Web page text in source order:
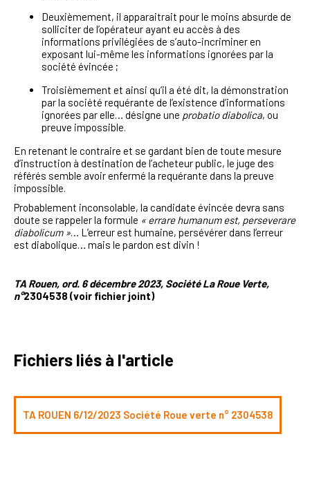
Deuxièmement, il apparaitrait pour le moins absurde de
solliciter de l’opérateur ayant eu accès à des
informations privilégiées de s’auto-incriminer en
exposant lui-même les informations ignorées par la
société évincée ;
Troisièmement et ainsi qu’il a été dit, la démonstration
par la société requérante de l’existence d’informations
ignorées par elle… désigne une probatio diabolica, ou
preuve impossible.
En retenant le contraire et se gardant bien de toute mesure
d’instruction à destination de l’acheteur public, le juge des
référés semble avoir enfermé la requérante dans la preuve
impossible.
Probablement inconsolable, la candidate évincée devra sans
doute se rappeler la formule « errare humanum est, perseverare
diabolicum »… L’erreur est humaine, persévérer dans l’erreur
est diabolique… mais le pardon est divin !
TA Rouen, ord. 6 décembre 2023, Société La Roue Verte,
n°2304538 (voir fichier joint)
Fichiers liés à l'article
TA ROUEN 6/12/2023 Société Roue verte n° 2304538